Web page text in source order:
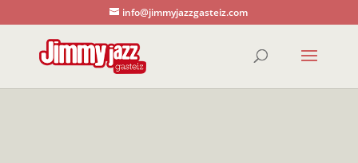
info@jimmyjazzgasteiz.com